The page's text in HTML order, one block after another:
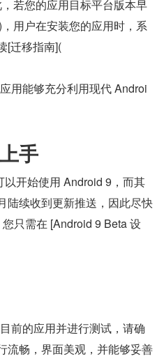
若您的应用目标平台版本早
用户在安装您的应用时，系
[迁移指南](
用能够充分利用现代 Androi
手
开始使用 Android 9，而其
陆续收到更新推送，因此尽快
只需在 [Android 9 Beta 设
前的应用并进行测试，请确
流畅，界面美观，并能够妥善